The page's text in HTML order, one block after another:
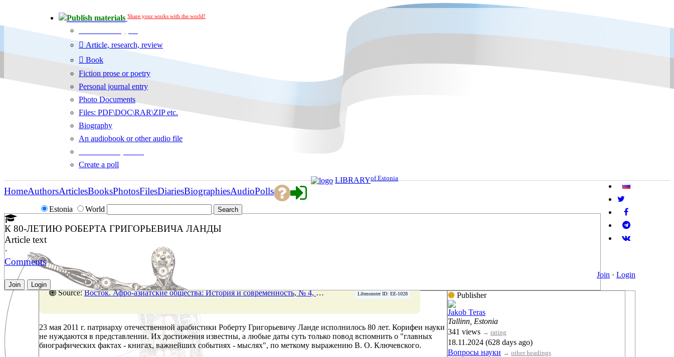
Publish materials Share your works with the world!
Article, research, review
Book
Fiction prose or poetry
Personal journal entry
Photo Documents
Files: PDF\DOC\RAR\ZIP etc.
Biography
An audiobook or other audio file
Create a poll
Estonia World
LIBRARYof Estonia
Join · Login
HomeAuthorsArticlesBooksPhotosFilesDiariesBiographiesAudioPolls
К 80-ЛЕТИЮ РОБЕРТА ГРИГОРЬЕВИЧА ЛАНДЫ
Article text
·
Comments
Join Login
Libmonster ID: EE-1028
Source:Восток. Афро-азиатские общества: История и современность, № 4, 31 августа 2011 Страницы 218-220 →
23 мая 2011 г. патриарху отечественной арабистики Роберту Григорьевичу Ланде исполнилось 80 лет. Корифеи науки
не нуждаются в представлении. Их достижения известны, а любые даты суть только повод вспомнить о "главных
биографических фактах - книгах, важнейших событиях - мыслях", по меткому выражению В. О. Ключевского.
Publisher
Jakob Teras
Tallinn, Estonia
341 views → rating
18.11.2024 (628 days ago)
Вопросы науки → other headings